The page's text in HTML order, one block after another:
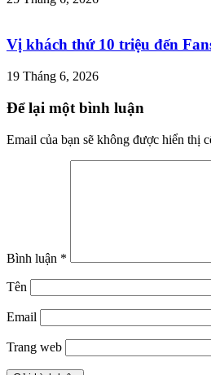
Vị khách thứ 10 triệu đến
19 Tháng 6, 2026
Để lại một bình luận
Email của bạn sẽ không được hiển thị
Bình luận *
Tên
Email
Trang web